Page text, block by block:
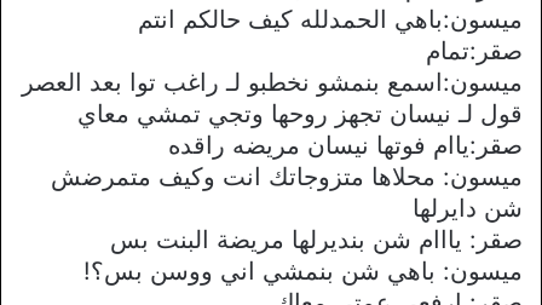
ميسون:باهي الحمدلله كيف حالكم انتم
صقر:تمام
ميسون:اسمع بنمشو نخطبو لـ راغب توا بعد العصر
قول لـ نيسان تجهز روحها وتجي تمشي معاي
صقر:ياام فوتها نيسان مريضه راقده
ميسون: محلاها متزوجاتك انت وكيف متمرضش
شن دايرلها
صقر: يااام شن بنديرلها مريضة البنت بس
ميسون: باهي شن بنمشي اني ووسن بس؟!